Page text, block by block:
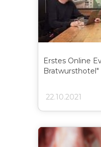
Erstes Online
Bratwursthotel"
22.10.2021